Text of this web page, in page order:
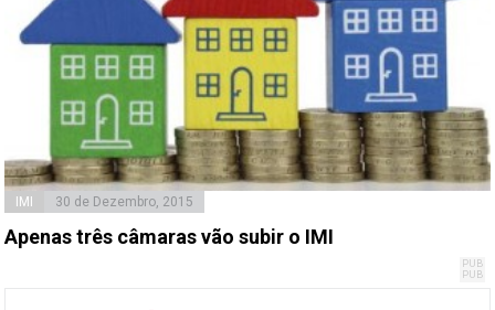
IMI 30 de Dezembro, 2015
Apenas três câmaras vão subir o IMI